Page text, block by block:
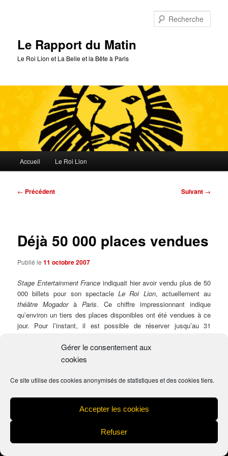
Gérer le consentement aux
cookies
Ce site utilise des cookies anonymisés de statistiques et des cookies tiers.
Accepter les cookies
Refuser
Le Rapport du Matin
Le Roi Lion et La Belle et la Bête à Paris
principal
Accueil Le Roi Lion
Navigation
← Précédent Suivant →
Déjà 50 000 places vendues
Publié le11 octobre 2007
Stage Entertainment France indiquait hier avoir vendu plus de 50
000 billets pour son spectacleLe Roi Lion, actuellement au
théâtre MogadoràParis. Ce chiffre impressionnant indique
qu’environ un tiers des places disponibles ont été vendues à ce
jour. Pour l’instant, il est possible de réserver jusqu’au 31
Moins d’une semaine après la Première de Gala, la presse a fait
est de nouveau paré des couleurs duRoi Lion.
Fièrement propulsé par WordPress